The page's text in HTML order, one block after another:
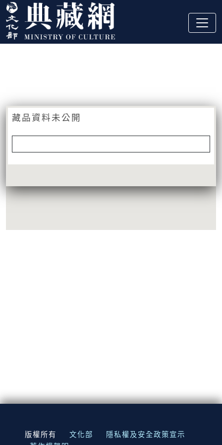
跳到主要內容
:::
藏品資料未公開
:::
版權所有 文化部
隱私權及安全政策宣示